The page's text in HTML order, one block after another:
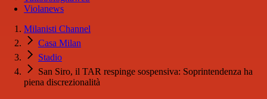
Violanews
Milanisti Channel
Casa Milan
Stadio
San Siro, il TAR respinge sospensiva: Soprintendenza ha
piena discrezionalità